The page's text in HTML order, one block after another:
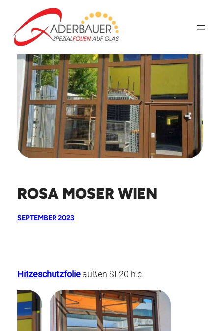
Inhalt
springen
ROSA MOSER WIEN
SEPTEMBER 2023
Hitzeschutzfolie außen SI 20 h.c.